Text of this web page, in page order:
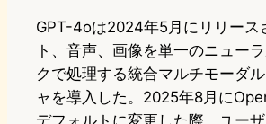
GPT-4oは2024年5月にリリース
ト、音声、画像を単一のニュー
クで処理する統合マルチモーダ
ャを導入した。2025年8月に